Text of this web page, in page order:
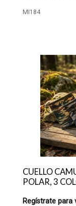
MI184
CUELLO
POLAR, 3
Regístrate para